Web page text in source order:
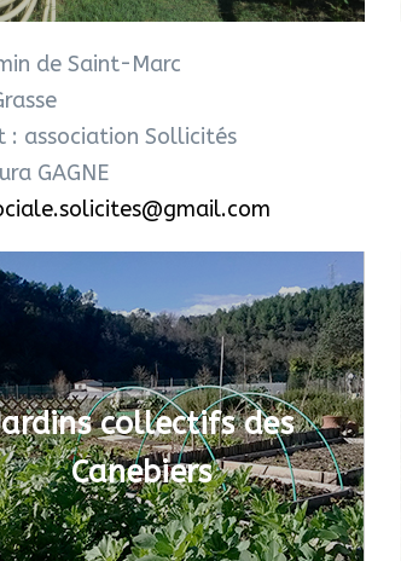
de Saint-Marc
: association Sollicités
GAGNE
collectifs des
Canebiers